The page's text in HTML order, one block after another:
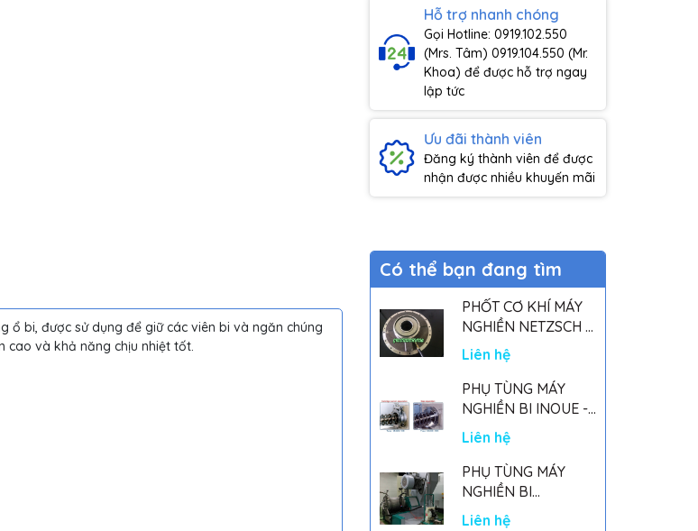
Hỗ trợ nhanh chóng
Gọi Hotline: 0919.102.550
(Mrs. Tâm) 0919.104.550 (Mr.
Khoa) để được hỗ trợ ngay
lập tức
Ưu đãi thành viên
Đăng ký thành viên để được
nhận được nhiều khuyến mãi
ổ bi, được sử dụng để giữ các viên bi và ngăn chúng
cao và khả năng chịu nhiệt tốt.
Có thể bạn đang tìm
PHỐT CƠ KHÍ MÁY
NGHIỀN NETZSCH -
GERMANY
Liên hệ
PHỤ TÙNG MÁY
NGHIỀN BI INOUE -
PARTS FOR MHGII-
50 MIGHTY MILL
MARK II
Liên hệ
PHỤ TÙNG MÁY
NGHIỀN BI
NETSZCH
Liên hệ